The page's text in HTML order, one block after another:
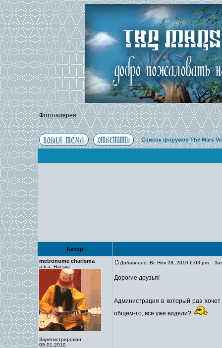
Фотогалерея
Список форумов The Mars
Автор
metronome charisma
a.k.a. Наська
Зарегистрирован:
05.01.2010
Добавлено: Вс Ноя 28, 2010 6:03 pm
Дорогие друзья!
Администрация в который раз
общем-то, все уже видели?